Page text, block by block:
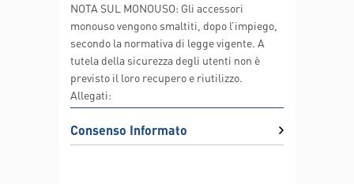
NOTA SUL MONOUSO: Gli accessori
monouso vengono smaltiti, dopo l’impiego,
secondo la normativa di legge vigente. A
tutela della sicurezza degli utenti non è
previsto il loro recupero e riutilizzo.
Allegati:
Consenso Informato